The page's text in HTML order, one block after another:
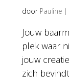
door Pauline |
Jouw
plek waar
jouw
zich